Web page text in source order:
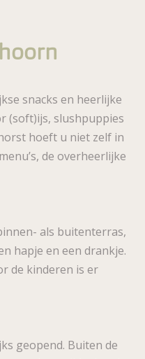
snacks en heerlijke
(soft)ijs, slushpuppies
hoeft u niet zelf in
de overheerlijke
als buitenterras,
hapje en een drankje.
de kinderen is er
geopend. Buiten de